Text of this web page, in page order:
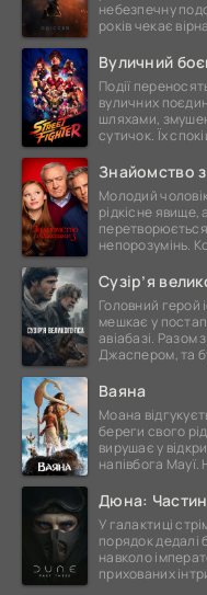
небезпечну
років чекає
Вуличний
Події
вуличних
шляхами,
сутичок. Їх
Знайомство
Молодий
рідкісне
непорозумінь.
Сузір’я
Головний герой
мешкає у
авіабазі. Разом
Джаспером, та
Ваяна
Моана
береги свого
вирушає у
напівбога Мауї.
Дюна:
У галактиці
порядок дедалі
навколо
прихованих